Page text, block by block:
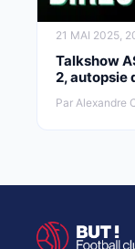
21 MAI 2025,
Talkshow
2, autopsie
Par Alexandre